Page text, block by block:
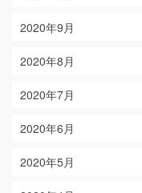
2020年9月
2020年8月
2020年7月
2020年6月
2020年5月